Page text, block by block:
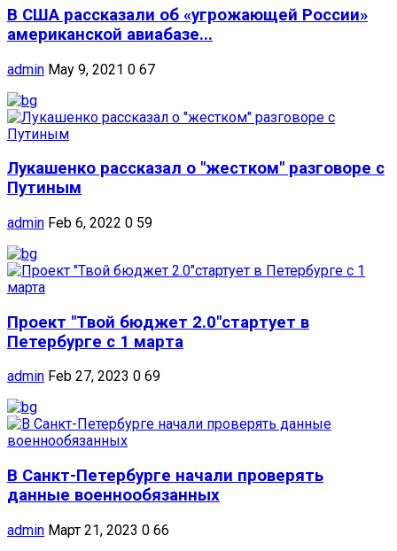
В США рассказали об «угрожающей России»
американской авиабазе...
admin May 9, 2021 0 67
Лукашенко рассказал о "жестком" разговоре с
Путиным
admin Feb 6, 2022 0 59
Проект "Твой бюджет 2.0"стартует в
Петербурге с 1 марта
admin Feb 27, 2023 0 69
В Санкт-Петербурге начали проверять
данные военнообязанных
admin Март 21, 2023 0 66